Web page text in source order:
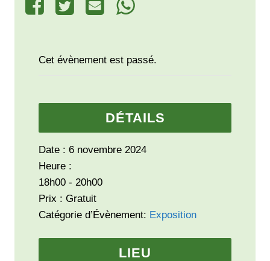
Cet évènement est passé.
DÉTAILS
Date : 6 novembre 2024
Heure :
18h00 - 20h00
Prix : Gratuit
Catégorie d’Évènement: Exposition
LIEU